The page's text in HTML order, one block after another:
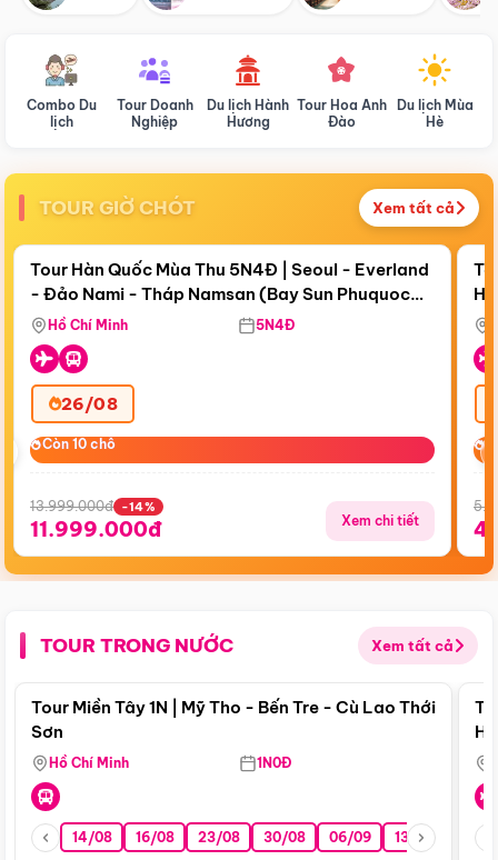
Combo Du
lịch
Tour Doanh
Nghiệp
Du lịch Hành
Hương
Tour Hoa Anh
Đào
Du lịch Mùa
Hè
TOUR GIỜ CHÓT Xem tất cả
Còn17 ngày 20:26:16
Bay Sun Phuquoc Airways
Điểm nổi bật
Tour Hàn Quốc Mùa Thu 5N4Đ | Seoul - Everland
- Đảo Nami - Tháp Namsan (Bay Sun Phuquoc
Airways)
Hồ Chí Minh 5N4Đ
26/08
Còn 10 chỗ
Còn 10 chỗ
13.999.000đ -14%
11.999.000đ Xem chi tiết
TOUR TRONG NƯỚC Xem tất cả
Điểm nổi bật
Tour Miền Tây 1N | Mỹ Tho - Bến Tre - Cù Lao Thới
Sơn
Hồ Chí Minh 1N0Đ
14/08 16/08 23/08 30/08 06/09 13/09 20/09